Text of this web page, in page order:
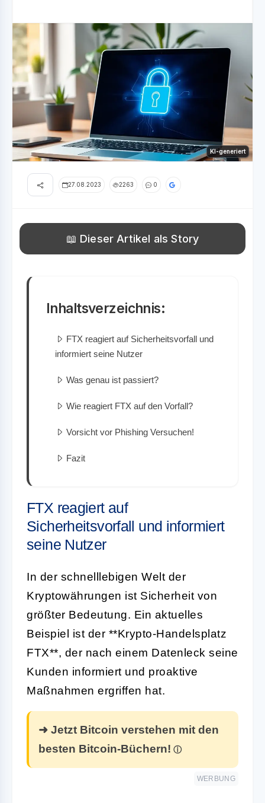
KI-generiert
27.08.2023 2263 0
📖 Dieser Artikel als Story
Inhaltsverzeichnis:
FTX reagiert auf Sicherheitsvorfall und
informiert seine Nutzer
Was genau ist passiert?
Wie reagiert FTX auf den Vorfall?
Vorsicht vor Phishing Versuchen!
Fazit
FTX reagiert auf
Sicherheitsvorfall und informiert
seine Nutzer
In der schnelllebigen Welt der
Kryptowährungen ist Sicherheit von
größter Bedeutung. Ein aktuelles
Beispiel ist der **Krypto-Handelsplatz
FTX**, der nach einem Datenleck seine
Kunden informiert und proaktive
Maßnahmen ergriffen hat.
➜ Jetzt Bitcoin verstehen mit den
besten Bitcoin-Büchern!
WERBUNG